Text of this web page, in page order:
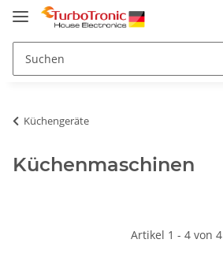
Küchengeräte
Küchenmaschinen
Artikel 1 - 4 von 4